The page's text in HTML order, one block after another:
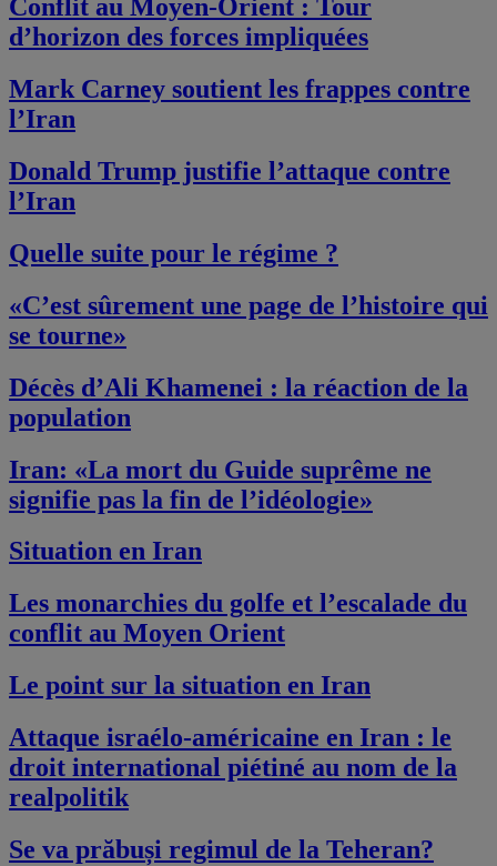
Conflit au Moyen-Orient : Tour
d’horizon des forces impliquées
Mark Carney soutient les frappes contre
l’Iran
Donald Trump justifie l’attaque contre
l’Iran
Quelle suite pour le régime ?
«C’est sûrement une page de l’histoire qui
se tourne»
Décès d’Ali Khamenei : la réaction de la
population
Iran: «La mort du Guide suprême ne
signifie pas la fin de l’idéologie»
Situation en Iran
Les monarchies du golfe et l’escalade du
conflit au Moyen Orient
Le point sur la situation en Iran
Attaque israélo-américaine en Iran : le
droit international piétiné au nom de la
realpolitik
Se va prăbuși regimul de la Teheran?